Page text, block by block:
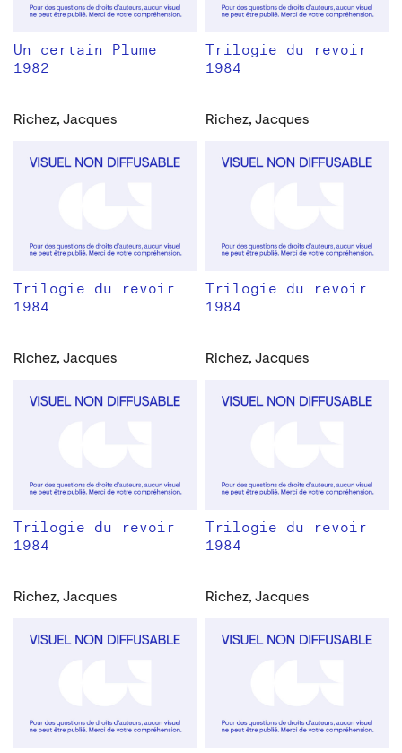
Un certain Plume
1982
Trilogie du revoir
1984
Richez, Jacques
Trilogie du revoir
1984
Richez, Jacques
Trilogie du revoir
1984
Richez, Jacques
Trilogie du revoir
1984
Richez, Jacques
Trilogie du revoir
1984
Richez, Jacques Richez, Jacques